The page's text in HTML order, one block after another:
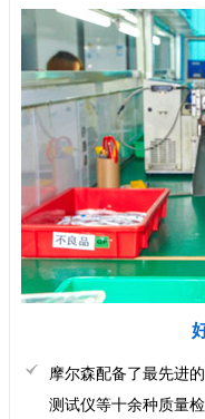
摩尔森配备了最先进
测试仪等十余种质量